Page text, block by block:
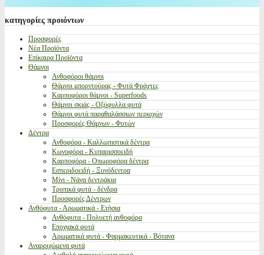
κατηγορίες προιόντων
Προσφορές
Νέα Προϊόντα
Επίκαιρα Προϊόντα
Θάμνοι
Ανθοφόροι θάμνοι
Θάμνοι μπορντούρας - Φυτά Φράχτες
Καρποφόροι θάμνοι - Superfoods
Θάμνοι σκιάς - Οξύφυλλα φυτά
Θάμνοι φυτά παραθαλάσσιων περιοχών
Προσφορές Θάμνων - Φυτών
Δέντρα
Ανθοφόρα - Καλλωπιστικά δέντρα
Κωνοφόρα - Κυπαρισσοειδή
Καρποφόρα - Οπωροφόρα δέντρα
Εσπεριδοειδή - Ξυνόδεντρα
Μίνι - Νάνα δεντράκια
Τροπικά φυτά - δένδρα
Προσφορές Δέντρων
Ανθόφυτα - Αρωματικά - Ετήσια
Ανθόφυτα - Πολυετή ανθοφόρα
Εποχιακά φυτά
Αρωματικά φυτά - Φαρμακευτικά - Βότανα
Αναρριχώμενα φυτά